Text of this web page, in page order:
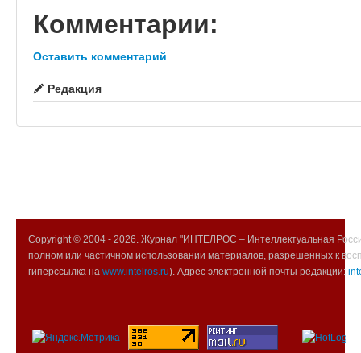
Комментарии:
Оставить комментарий
Редакция
Copyright © 2004 - 2026. Журнал "ИНТЕЛРОС – Интеллектуальная
полном или частичном использовании материалов, разрешенных к
гиперссылка на www.intelros.ru). Адрес электронной почты редакции: